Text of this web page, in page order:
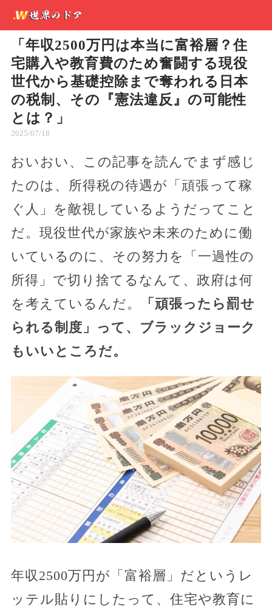
「年収2500万円は本当に富裕層？住
宅購入や教育費のため奮闘する現役
世代から基礎控除まで奪われる日本
の税制、その『憲法違反』の可能性
とは？」
2025/07/18
おいおい、この記事を読んでまず感じ
たのは、所得税の待遇が「頑張って稼
ぐ人」を敵視しているようだってこと
だ。現役世代が家族や未来のために働
いているのに、その努力を「一過性の
所得」で切り捨てるなんて、政府は何
を考えているんだ。
「頑張ったら罰せ
られる制度」って、ブラックジョーク
もいいところだ。
年収2500万円が「富裕層」だというレ
ッテル貼りにしたって、住宅や教育に